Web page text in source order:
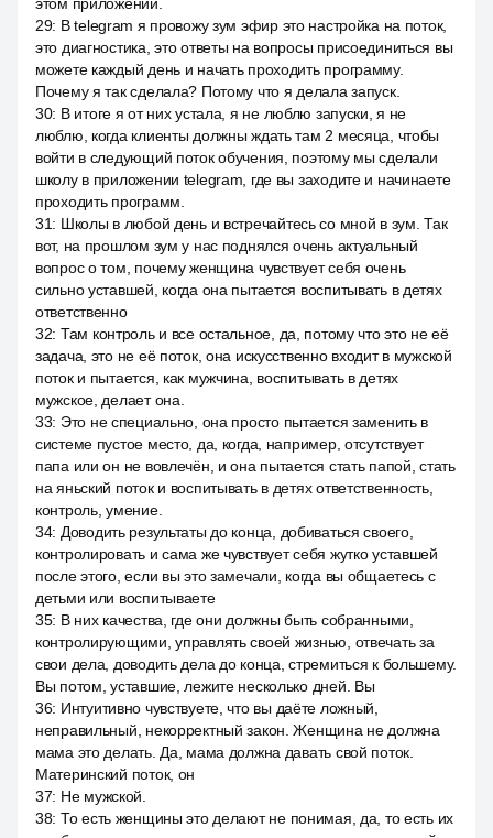
29: В telegram я провожу зум эфир это настройка на поток,
это диагностика, это ответы на вопросы присоединиться вы
можете каждый день и начать проходить программу.
Почему я так сделала? Потому что я делала запуск.
30: В итоге я от них устала, я не люблю запуски, я не
люблю, когда клиенты должны ждать там 2 месяца, чтобы
войти в следующий поток обучения, поэтому мы сделали
школу в приложении telegram, где вы заходите и начинаете
проходить программ.
31: Школы в любой день и встречайтесь со мной в зум. Так
вот, на прошлом зум у нас поднялся очень актуальный
вопрос о том, почему женщина чувствует себя очень
сильно уставшей, когда она пытается воспитывать в детях
ответственно
32: Там контроль и все остальное, да, потому что это не её
задача, это не её поток, она искусственно входит в мужской
поток и пытается, как мужчина, воспитывать в детях
мужское, делает она.
33: Это не специально, она просто пытается заменить в
системе пустое место, да, когда, например, отсутствует
папа или он не вовлечён, и она пытается стать папой, стать
на яньский поток и воспитывать в детях ответственность,
контроль, умение.
34: Доводить результаты до конца, добиваться своего,
контролировать и сама же чувствует себя жутко уставшей
после этого, если вы это замечали, когда вы общаетесь с
детьми или воспитываете
35: В них качества, где они должны быть собранными,
контролирующими, управлять своей жизнью, отвечать за
свои дела, доводить дела до конца, стремиться к большему.
Вы потом, уставшие, лежите несколько дней. Вы
36: Интуитивно чувствуете, что вы даёте ложный,
неправильный, некорректный закон. Женщина не должна
мама это делать. Да, мама должна давать свой поток.
Материнский поток, он
37: Не мужской.
38: То есть женщины это делают не понимая, да, то есть их